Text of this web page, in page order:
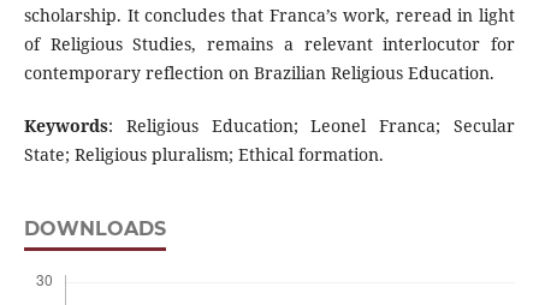
scholarship. It concludes that Franca’s work, reread in light
of Religious Studies, remains a relevant interlocutor for
contemporary reflection on Brazilian Religious Education.
Keywords: Religious Education; Leonel Franca; Secular
State; Religious pluralism; Ethical formation.
DOWNLOADS